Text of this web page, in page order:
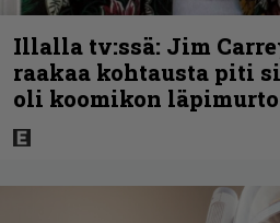
Illalla tv:ssä: Jim
raakaa kohtausta piti
oli koomikon